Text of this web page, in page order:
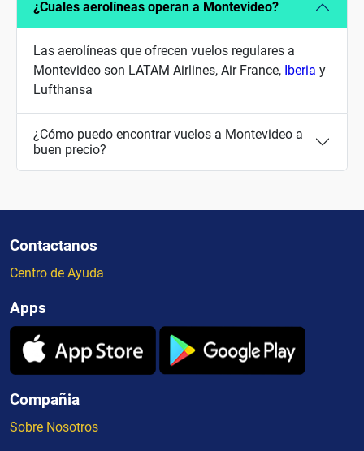
¿Cuales aerolíneas operan a Montevideo?
Las aerolíneas que ofrecen vuelos regulares a
Montevideo son LATAM Airlines, Air France, Iberia y
Lufthansa
¿Cómo puedo encontrar vuelos a Montevideo a
buen precio?
Contactanos
Centro de Ayuda
Apps
Compañia
Sobre Nosotros